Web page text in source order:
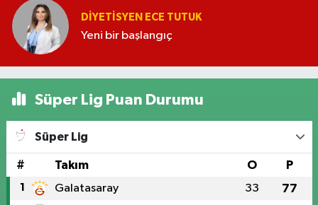
DIYETISYEN ECE TUTUK
Yeni bir başlangıç
Süper Lig Puan Durumu
Süper Lig
# Takım O P
1 Galatasaray 33 77